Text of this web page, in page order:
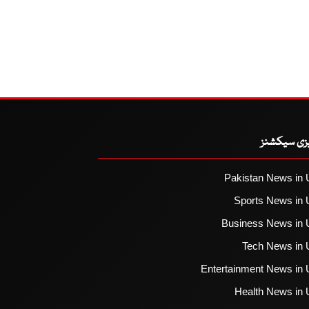
سیکشنز
Pakistan News in
Sports News in
Business News in
Tech News in
Entertainment News in
Health News in